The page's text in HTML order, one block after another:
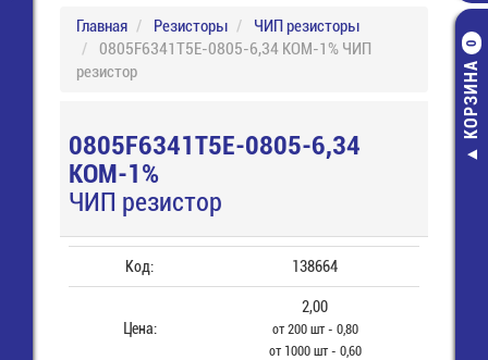
КОРЗИНА
0
Главная Резисторы
ЧИП резисторы
0805F6341T5E-0805-6,34 КОМ-1% ЧИП
резистор
0805F6341T5E-0805-6,34
КОМ-1%
ЧИП резистор
Код: 138664
Цена:
2,00
от 200 шт - 0,80
от 1000 шт - 0,60